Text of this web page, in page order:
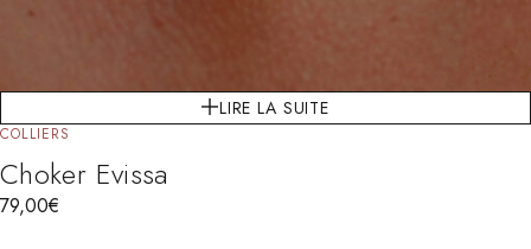
LIRE LA SUITE
COLLIERS
Choker Evissa
79,00€